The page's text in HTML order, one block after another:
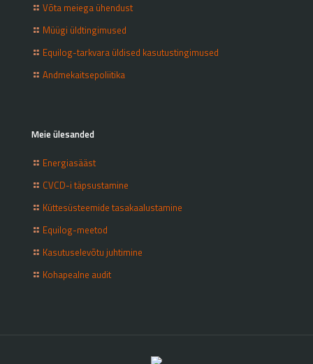
Võta meiega ühendust
Müügi üldtingimused
Equilog-tarkvara üldised kasutustingimused
Andmekaitsepoliitika
Meie ülesanded
Energiasääst
CVCD-i täpsustamine
Küttesüsteemide tasakaalustamine
Equilog-meetod
Kasutuselevõtu juhtimine
Kohapealne audit